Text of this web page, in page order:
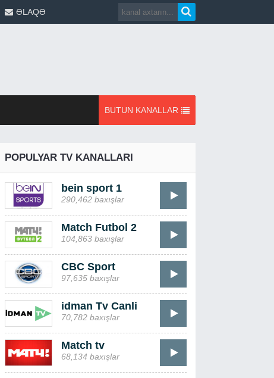
ƏLAQƏ
BUTUN KANALLAR
POPULYAR TV KANALLARI
bein sport 1
290,462 baxışlar
Match Futbol 2
104,863 baxışlar
CBC Sport
97,635 baxışlar
idman Tv Canli
70,782 baxışlar
Match tv
68,134 baxışlar